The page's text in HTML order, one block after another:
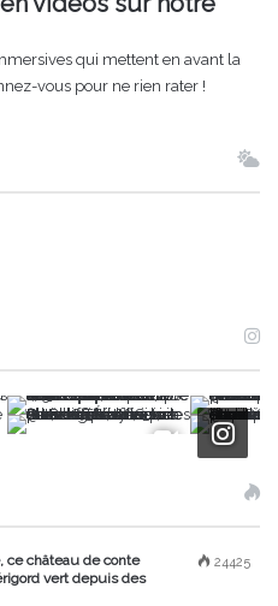
qui mettent en avant la
vous pour ne rien rater !
24425
ce château de conte
vert depuis des